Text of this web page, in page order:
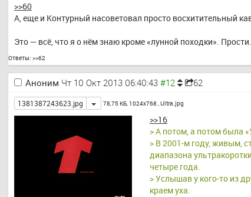
>>60
А, еще и Контурный насоветовал просто восхитительный
Это — всё, что я о нём знаю кроме «лунной походки». Прости.
Ответы: >>62
Аноним Чт 10 Окт 2013 06:40:43 62
1381387243623.jpg Toggle
78,75 КБ, 1024x768 ,Ultra.jpg
>>16
> А потом, а потом была
> В 2001-м году, живым,
диапазона
четыре года.
> Услышав у кого-то из
краем уха.